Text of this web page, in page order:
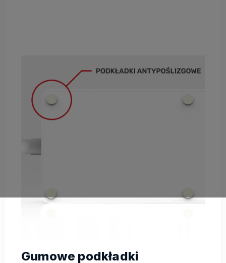
Gumowe podkładki